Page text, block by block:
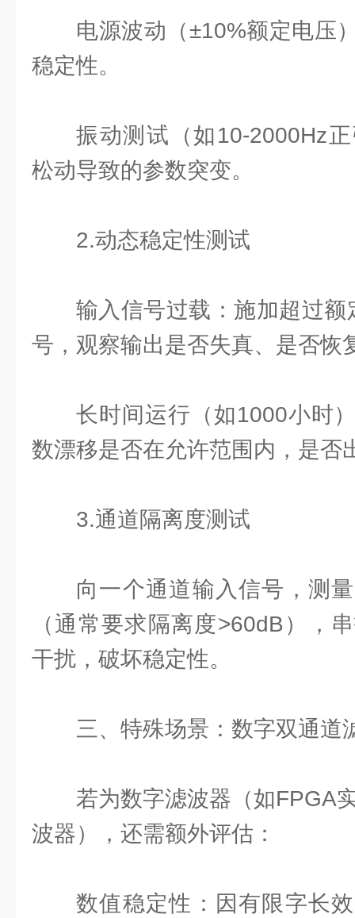
电源波动（±10%额定电压
稳定性。
振动测试（如10-2000Hz
松动导致的参数突变。
2.动态稳定性测试
输入信号过载：施加超过
号，观察输出是否失真、是否恢
长时间运行（如1000小时
数漂移是否在允许范围内，是否
3.通道隔离度测试
向一个通道输入信号，测
（通常要求隔离度>60dB），
干扰，破坏稳定性。
三、特殊场景：数字双通道
若为数字滤波器（如FPGA
波器），还需额外评估：
数值稳定性：因有限字长